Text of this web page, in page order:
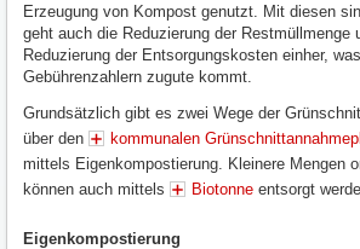
Erzeugung von Kompost genutzt. Mit diesen
geht auch die Reduzierung der Restmüllmenge
Reduzierung der Entsorgungskosten einher,
Gebührenzahlern zugute kommt.
Grundsätzlich gibt es zwei Wege der
über den
kommunalen
mittels Eigenkompostierung. Kleinere Mengen
können auch mittels
Biotonne entsorgt
Eigenkompostierung